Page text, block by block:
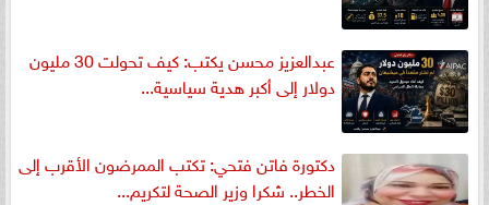
عبدالعزيز محسن يكتب: كيف تحولت 30 مليون
دولار إلى أكبر هدية سياسية...
دكتورة فاتن فتحي: تكتب الممرضون الأقرب إلى
الخطر.. شكرا وزير الصحة لتكريم...